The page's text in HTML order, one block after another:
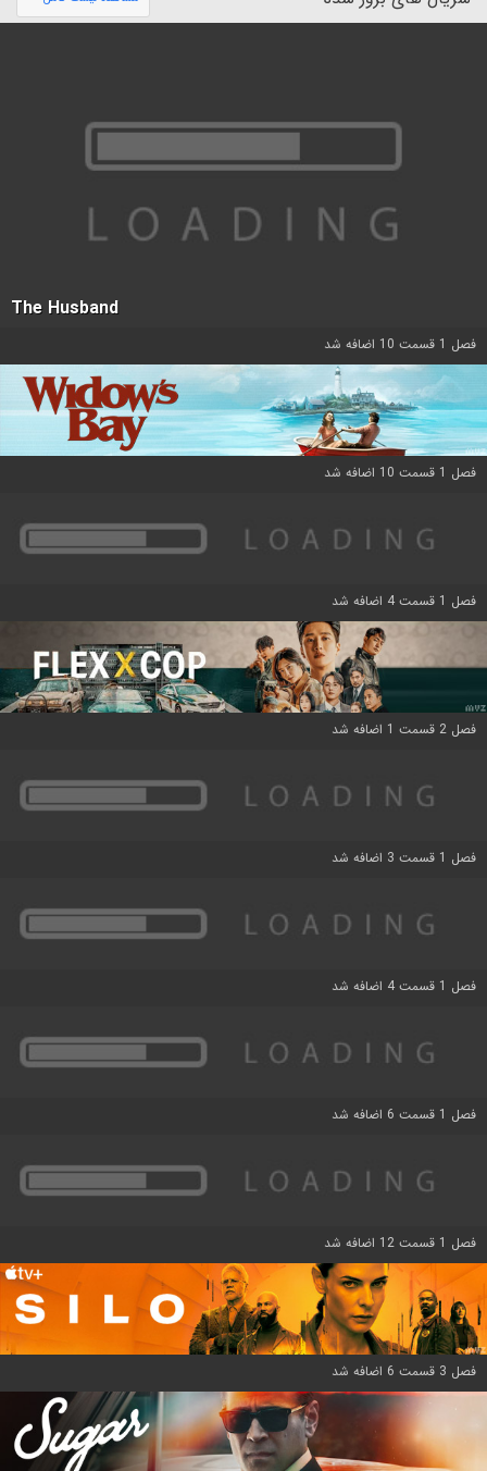
The Husband
فصل 1 قسمت 10 اضافه شد
فصل 1 قسمت 10 اضافه شد
فصل 1 قسمت 4 اضافه شد
فصل 2 قسمت 1 اضافه شد
فصل 1 قسمت 3 اضافه شد
فصل 1 قسمت 4 اضافه شد
فصل 1 قسمت 6 اضافه شد
فصل 1 قسمت 12 اضافه شد
فصل 3 قسمت 6 اضافه شد